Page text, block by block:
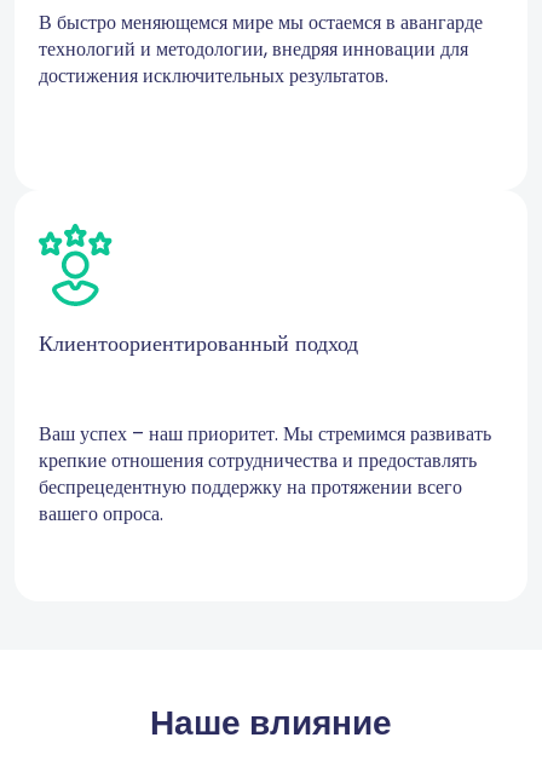
В быстро меняющемся мире мы остаемся в авангарде
технологий и методологии, внедряя инновации для
достижения исключительных результатов.
Клиентоориентированный подход
Ваш успех – наш приоритет. Мы стремимся развивать
крепкие отношения сотрудничества и предоставлять
беспрецедентную поддержку на протяжении всего
вашего опроса.
Наше влияние